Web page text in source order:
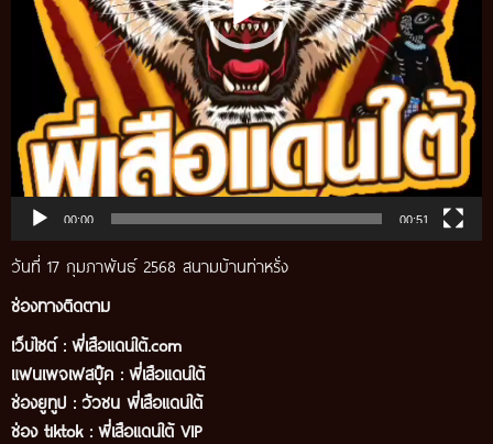
00:00 00:51
วันที่ 17 กุมภาพันธ์ 2568 สนามบ้านท่าหรั่ง
ช่องทางติดตาม
เว็บไซต์ : พี่เสือแดนใต้.com
แฟนเพจเฟสบุ๊ค : พี่เสือแดนใต้
ช่องยูทูป : วัวชน พี่เสือแดนใต้
ช่อง tiktok : พี่เสือแดนใต้ VIP